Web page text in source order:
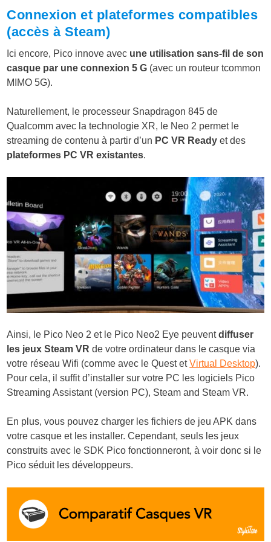
Connexion et plateformes compatibles
(accès à Steam)
Ici encore, Pico innove avec une utilisation sans-fil de son
casque par une connexion 5 G (avec un routeur tcommon
MIMO 5G).
Naturellement, le processeur Snapdragon 845 de
Qualcomm avec la technologie XR, le Neo 2 permet le
streaming de contenu à partir d’un PC VR Ready et des
plateformes PC VR existantes.
Ainsi, le Pico Neo 2 et le Pico Neo2 Eye peuventdiffuser
les jeux Steam VR de votre ordinateur dans le casque via
votre réseau Wifi (comme avec le Quest etVirtual Desktop).
Pour cela, il suffit d’installer sur votre PC les logiciels Pico
Streaming Assistant (version PC), Steam and Steam VR.
En plus, vous pouvez charger les fichiers de jeu APK dans
votre casque et les installer. Cependant, seuls les jeux
construits avec le SDK Pico fonctionneront, à voir donc si le
Pico séduit les développeurs.